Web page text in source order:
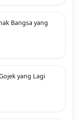
Bangsa yang
yang Lagi